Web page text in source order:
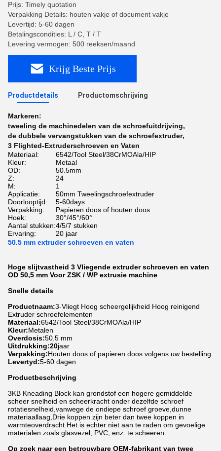
Prijs: Timely quotation
Verpakking Details: houten vakje of document vakje
Levertijd: 5-60 dagen
Betalingscondities: L / C, T / T
Levering vermogen: 500 reeksen/maand
Krijg Beste Prijs
Productdetails Productomschrijving
Markeren:
tweeling de machinedelen van de schroefuitdrijving,
de dubbele vervangstukken van de schroefextruder,
3 Flighted-Extruderschroeven en Vaten
Materiaal:
6542/Tool Steel/38CrMOAla/HIP
Kleur:
Metaal
OD:
50.5mm
Z:
24
M:
1
Applicatie:
50mm Tweelingschroefextruder
Doorlooptijd:
5-60days
Verpakking:
Papieren doos of houten doos
Hoek:
30°/45°/60°
Aantal stukken:4/5/7 stukken
Ervaring:
20 jaar
50.5 mm extruder schroeven en vaten
Hoge slijtvastheid 3 Vliegende extruder schroeven en vaten
OD 50,5 mm Voor ZSK / WP extrusie machine
Snelle details
Productnaam:3-Vliegt Hoog scheergelijkheid Hoog reinigend
Extruder schroefelementen
Materiaal:6542/Tool Steel/38CrMOAla/HIP
Kleur:Metalen
Overdosis:50.5 mm
Uitdrukking:20jaar
Verpakking:Houten doos of papieren doos volgens uw bestelling
Levertyd:5-60 dagen
Productbeschrijving
3KB Kneading Block kan grondstof een hogere gemiddelde
scheer snelheid en scheerkracht onder dezelfde schroef
rotatiesnelheid,vanwege de ondiepe schroef groeve,dunne
materiaallaag,Drie koppen zijn beter dan twee koppen in
warmteoverdracht.Het is echter niet aan te raden om gevoelige
materialen zoals glasvezel, PVC, enz. te scheeren.
Op zoek naar een betrouwbare OEM-fabrikant van twee